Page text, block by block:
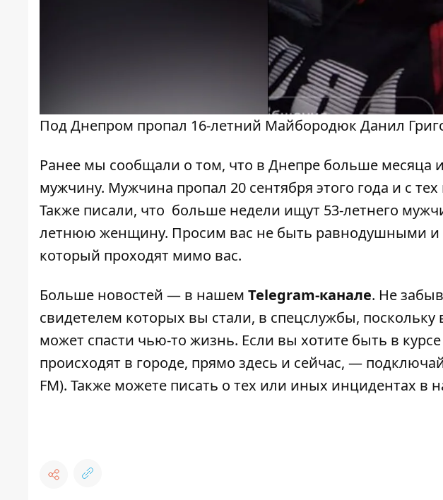
Под Днепром пропал 16-летний Майбородюк Данил
Ранее мы сообщали о том, что в Днепре больше месяца
мужчину. Мужчина пропал 20 сентября этого года и с
Также писали, что больше недели ищут 53-летнего
летнюю женщину. Просим вас не быть равнодушными
который проходят мимо вас.
Больше новостей — в нашем Telegram-канале. Не
свидетелем которых вы стали, в спецслужбы,
может спасти чью-то жизнь. Если вы хотите быть в
происходят в городе, прямо здесь и сейчас, —
FM). Также можете писать о тех или иных инцидентах в